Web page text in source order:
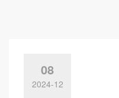
08
2024-12